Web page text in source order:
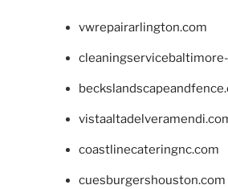
vwrepairarlington.com
coastlinecateringnc.com
cuesburgershouston.com